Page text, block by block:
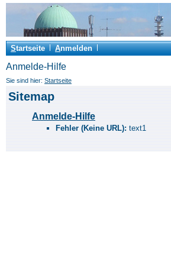
Startseite Anmelden
Anmelde-Hilfe
Sie sind hier: Startseite
Sitemap
Anmelde-Hilfe
Fehler (Keine URL): text1